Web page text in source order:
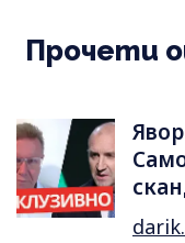
Прочети